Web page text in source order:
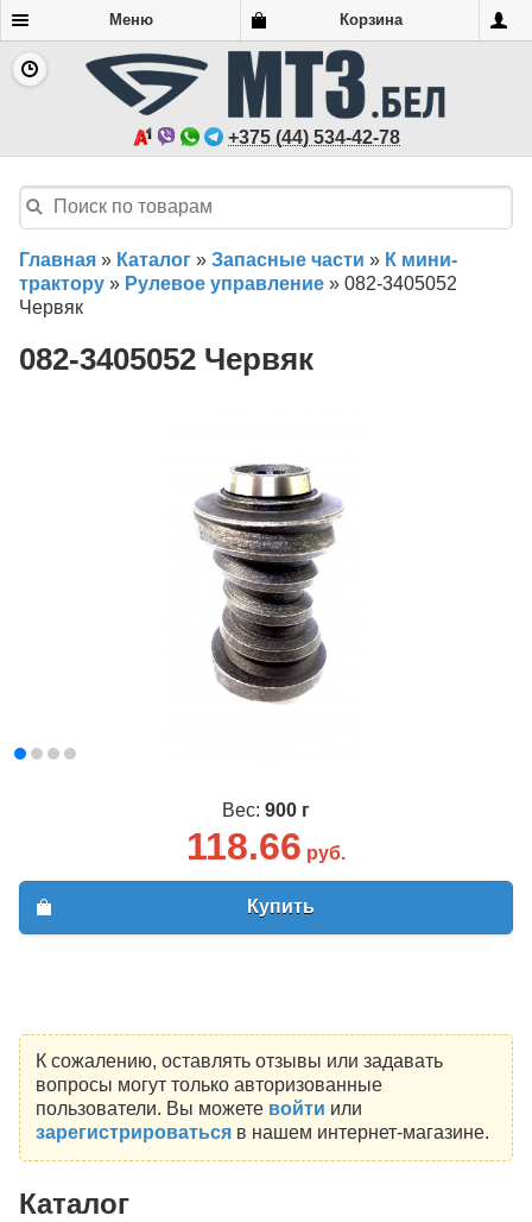
Меню Корзина
+375 (44) 534-42-78
Главная » Каталог » Запасные части » К мини-
трактору » Рулевое управление » 082-3405052
Червяк
082-3405052 Червяк
Вес: 900 г
118.66 руб.
Купить
К сожалению, оставлять отзывы или задавать
вопросы могут только авторизованные
пользователи. Вы можете войти или
зарегистрироватьсяв нашем интернет-магазине.
Каталог